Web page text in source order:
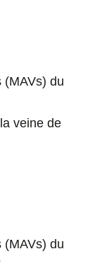
(MAVs) du
veine de
(MAVs) du